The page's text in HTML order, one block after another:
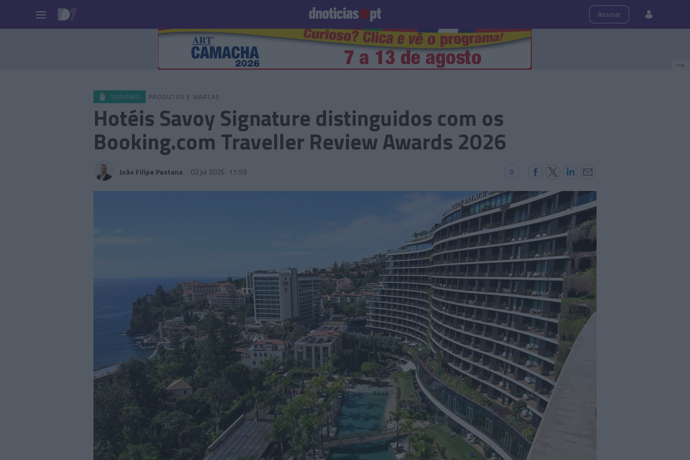
Assinar
Palavras Produto e Marcas
PUB
TURISMO PRODUTOS E MARCAS
Hotéis Savoy Signature distinguidos com os
Booking.com Traveller Review Awards 2026
João Filipe Pestana 02 jul 2026 11:59 0